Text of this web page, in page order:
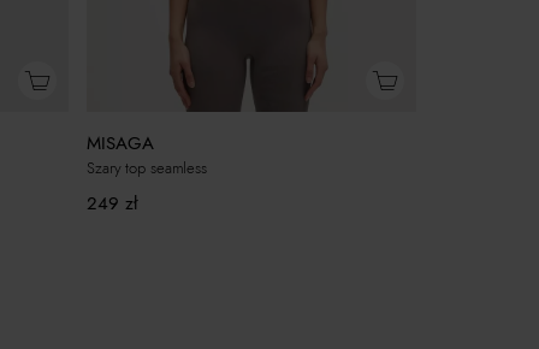
MISAGA
Szary top seamless
249zł